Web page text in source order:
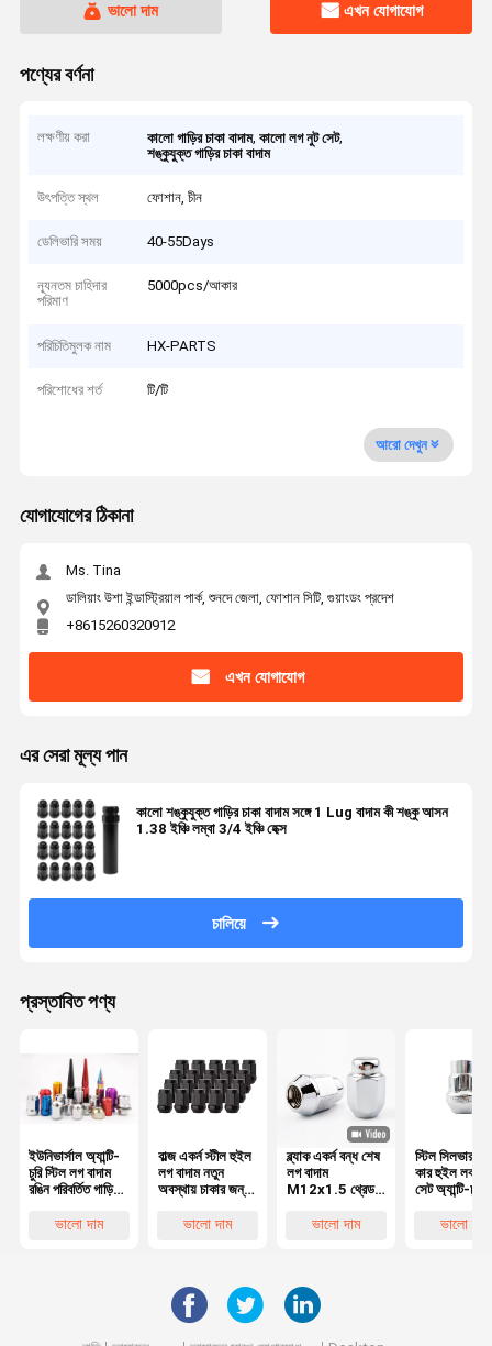
ভালো দাম এখন যোগাযোগ
পণ্যের বর্ণনা
লক্ষণীয় করা কালো গাড়ির চাকা বাদাম,কালো লগ নুট সেট,
শঙ্কুযুক্ত গাড়ির চাকা বাদাম
উৎপত্তি স্থল ফোশান, চীন
ডেলিভারি সময় 40-55Days
ন্যূনতম চাহিদার
পরিমাণ
5000pcs/আকার
পরিচিতিমুলক নাম HX-PARTS
পরিশোধের শর্ত টি/টি
আরো দেখুন
যোগাযোগের ঠিকানা
Ms. Tina
ডালিয়াং উশা ইন্ডাস্ট্রিয়াল পার্ক, শুনদে জেলা, ফোশান সিটি, গুয়াংডং প্রদেশ
+8615260320912
এখন যোগাযোগ
এর সেরা মূল্য পান
কালো শঙ্কুযুক্ত গাড়ির চাকা বাদাম সঙ্গে 1 Lug বাদাম কী শঙ্কু আসন
1.38 ইঞ্চি লম্বা 3/4 ইঞ্চি হেক্স
চালিয়ে
প্রস্তাবিত পণ্য
ইউনিভার্সাল অ্যান্টি-
চুরি স্টিল লগ বাদাম
রঙিন পরিবর্তিত গাড়ি
ভালো দাম
বাল্জ একর্ন স্টীল হুইল
লগ বাদাম নতুন
অবস্থায় চাকার জন্য
ভালো দাম
ব্ল্যাক একর্ন বন্ধ শেষ
লগ বাদাম
M12x1.5 থ্রেড
উচ্চতা 0.9" প্রশস্ত
ভালো দাম
স্টিল সিলভার
কার হুইল লক
সেট অ্যান্টি-চুরি
ফাইন থ্রেড 10
ভালো দাম